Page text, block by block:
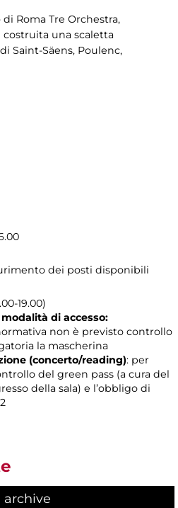
Roma Tre Orchestra,
costruita una scaletta
Saint-Säens, Poulenc,
dei posti disponibili
19.00)
di accesso:
non è previsto controllo
la mascherina
(concerto/reading): per
del green pass (a cura del
della sala) e l’obbligo di
archive